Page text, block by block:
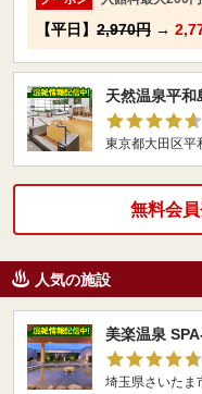
【平日】 2,970円 →
天然温泉平和
東京都大田区平
無料会
人気の施設
美楽温泉
埼玉県さいたま